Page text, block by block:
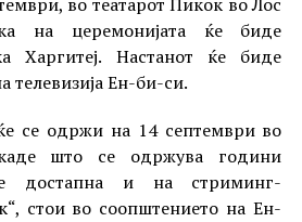
на церемонијата ќе биде
Харгитеј. Настанот ќе биде
телевизија Ен-би-си.
се одржи на 14 септември во
што се одржува години
достапна и на стриминг-
стои во соопштението на Ен-